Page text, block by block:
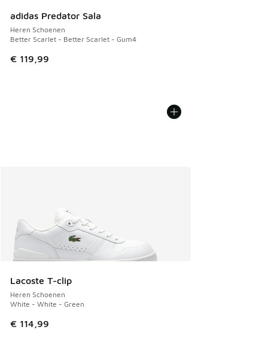
adidas Predator Sala
Heren Schoenen
Better Scarlet - Better Scarlet - Gum4
€ 119,99
Lacoste T-clip
Heren Schoenen
White - White - Green
€ 114,99